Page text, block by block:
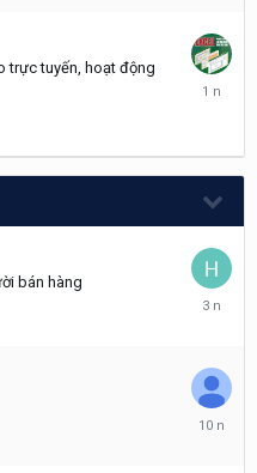
2025
trực tuyến, hoạt động
Tháng
bán hàng
Tháng
2022
Tháng